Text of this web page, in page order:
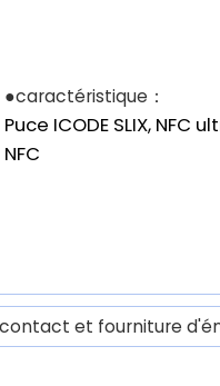
●caractéristique：
Puce ICODE SLIX,
NFC
et fourniture